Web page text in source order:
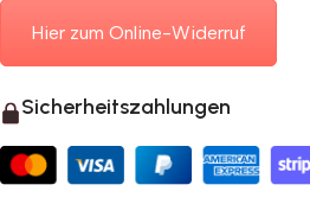
Hier zum Online-Widerruf
Sicherheitszahlungen